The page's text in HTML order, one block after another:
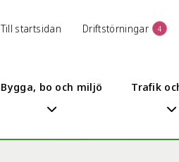
Till startsidan Driftstörningar 4
Bygga, bo och miljö Trafik